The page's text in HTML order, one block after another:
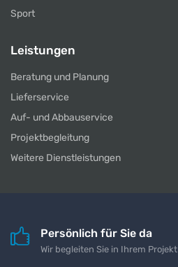
Sport
Leistungen
Beratung und Planung
Lieferservice
Auf- und Abbauservice
Projektbegleitung
Weitere Dienstleistungen
Persönlich für Sie da
Wir begleiten Sie in Ihrem Projekt